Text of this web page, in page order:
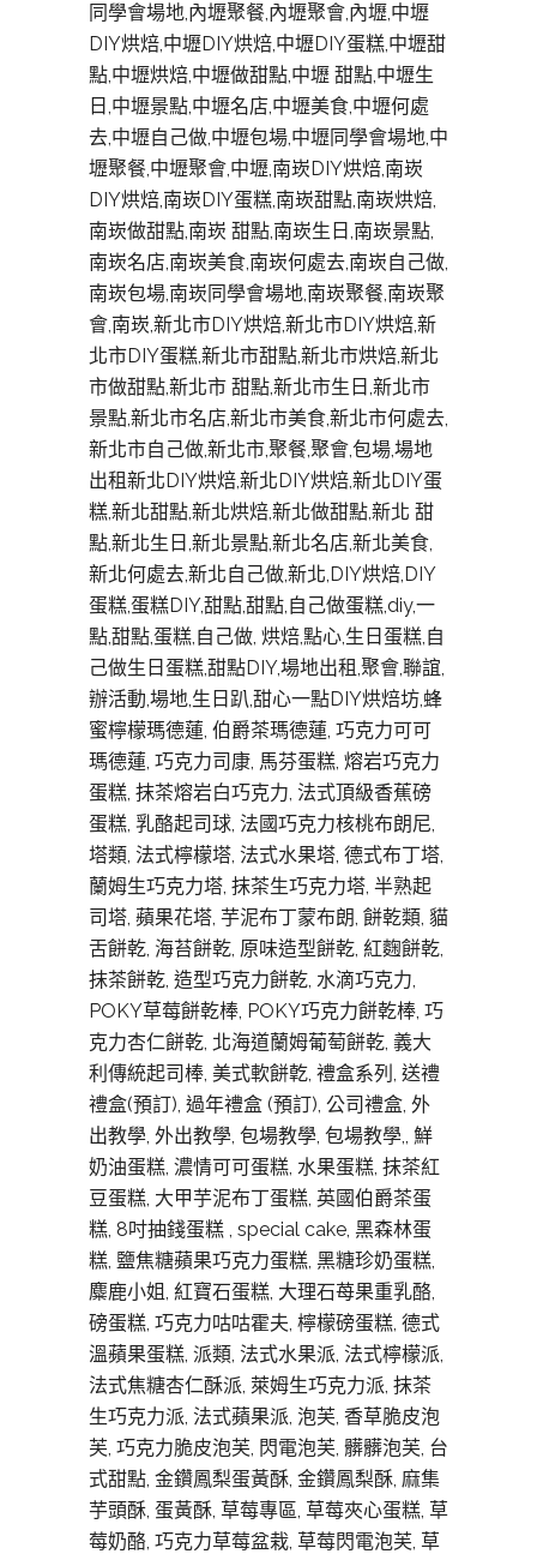
同學會場地,內壢聚餐,內壢聚會,內壢,中壢
DIY烘焙,中壢DIY烘焙,中壢DIY蛋糕,中壢甜
點,中壢烘焙,中壢做甜點,中壢 甜點,中壢生
日,中壢景點,中壢名店,中壢美食,中壢何處
去,中壢自己做,中壢包場,中壢同學會場地,中
壢聚餐,中壢聚會,中壢,南崁DIY烘焙,南崁
DIY烘焙,南崁DIY蛋糕,南崁甜點,南崁烘焙,
南崁做甜點,南崁 甜點,南崁生日,南崁景點,
南崁名店,南崁美食,南崁何處去,南崁自己做,
南崁包場,南崁同學會場地,南崁聚餐,南崁聚
會,南崁,新北市DIY烘焙,新北市DIY烘焙,新
北市DIY蛋糕,新北市甜點,新北市烘焙,新北
市做甜點,新北市 甜點,新北市生日,新北市
景點,新北市名店,新北市美食,新北市何處去,
新北市自己做,新北市,聚餐,聚會,包場,場地
出租新北DIY烘焙,新北DIY烘焙,新北DIY蛋
糕,新北甜點,新北烘焙,新北做甜點,新北 甜
點,新北生日,新北景點,新北名店,新北美食,
新北何處去,新北自己做,新北,DIY烘焙,DIY
蛋糕,蛋糕DIY,甜點,甜點,自己做蛋糕,diy,一
點,甜點,蛋糕,自己做, 烘焙,點心,生日蛋糕,自
己做生日蛋糕,甜點DIY,場地出租,聚會,聯誼,
辦活動,場地,生日趴,甜心一點DIY烘焙坊,蜂
蜜檸檬瑪德蓮, 伯爵茶瑪德蓮, 巧克力可可
瑪德蓮, 巧克力司康, 馬芬蛋糕, 熔岩巧克力
蛋糕, 抹茶熔岩白巧克力, 法式頂級香蕉磅
蛋糕, 乳酪起司球, 法國巧克力核桃布朗尼,
塔類, 法式檸檬塔, 法式水果塔, 德式布丁塔,
蘭姆生巧克力塔, 抹茶生巧克力塔, 半熟起
司塔, 蘋果花塔, 芋泥布丁蒙布朗, 餅乾類, 貓
舌餅乾, 海苔餅乾, 原味造型餅乾, 紅麴餅乾,
抹茶餅乾, 造型巧克力餅乾, 水滴巧克力,
POKY草莓餅乾棒, POKY巧克力餅乾棒, 巧
克力杏仁餅乾, 北海道蘭姆葡萄餅乾, 義大
利傳統起司棒, 美式軟餅亁, 禮盒系列, 送禮
禮盒(預訂), 過年禮盒 (預訂), 公司禮盒, 外
出教學, 外出教學, 包場教學, 包場教學,, 鮮
奶油蛋糕, 濃情可可蛋糕, 水果蛋糕, 抹茶紅
豆蛋糕, 大甲芋泥布丁蛋糕, 英國伯爵茶蛋
糕, 8吋抽錢蛋糕 , special cake, 黑森林蛋
糕, 鹽焦糖蘋果巧克力蛋糕, 黑糖珍奶蛋糕,
麋鹿小姐, 紅寶石蛋糕, 大理石苺果重乳酪,
磅蛋糕, 巧克力咕咕霍夫, 檸檬磅蛋糕, 德式
溫蘋果蛋糕, 派類, 法式水果派, 法式檸檬派,
法式焦糖杏仁酥派, 萊姆生巧克力派, 抹茶
生巧克力派, 法式蘋果派, 泡芙, 香草脆皮泡
芙, 巧克力脆皮泡芙, 閃電泡芙, 髒髒泡芙, 台
式甜點, 金鑽鳳梨蛋黃酥, 金鑽鳳梨酥, 麻集
芋頭酥, 蛋黃酥, 草莓專區, 草莓夾心蛋糕, 草
莓奶酪, 巧克力草莓盆栽, 草莓閃電泡芙, 草